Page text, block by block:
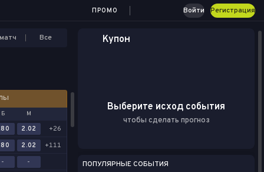
ПРОМО Войти Регистрация
Все
Б М
2.02
+26
2.02
+111
-
-
Купон
Выберите исход события
чтобы сделать прогноз
ПОПУЛЯРНЫЕ СОБЫТИЯ